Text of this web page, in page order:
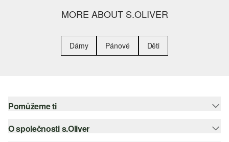
MORE ABOUT S.OLIVER
Dámy Pánové Děti
Pomůžeme ti
Nápověda – často kladené otázky
O společnosti s.Oliver